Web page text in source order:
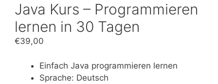
Java Kurs – Programmieren
lernen in 30 Tagen
€39,00
Einfach Java programmieren lernen
Sprache: Deutsch